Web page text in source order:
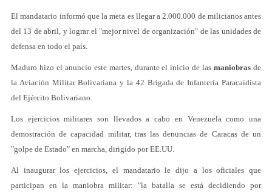
El mandatario informó que la meta es llegar a 2.000.000 de milicianos antes
del 13 de abril, y lograr el "mejor nivel de organización" de las unidades de
defensa en todo el país.
Maduro hizo el anuncio este martes, durante el inicio de lasmaniobras de
la Aviación Militar Bolivariana y la 42 Brigada de Infantería Paracaidista
del Ejército Bolivariano.
Los ejercicios militares son llevados a cabo en Venezuela como una
demostración de capacidad militar, tras las denuncias de Caracas de un
"golpe de Estado" en marcha, dirigido por EE.UU.
Al inaugurar los ejercicios, el mandatario le dijo a los oficiales que
participan en la maniobra militar: "la batalla se está decidiendo por